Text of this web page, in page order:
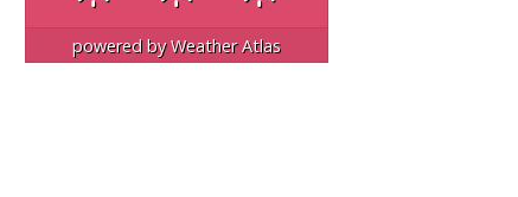
powered byWeather Atlas